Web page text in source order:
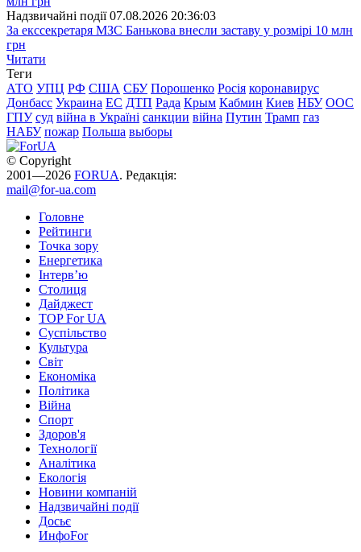
Надзвичайні події 07.08.2026 20:36:03
За екссекретаря МЗС Банькова внесли заставу у розмірі 10 млн
грн
Читати
Теги
АТО УПЦ РФ США СБУ Порошенко Росія коронавирус
Донбасс Украина ЕС ДТП Рада Крым Кабмин Киев НБУ ООС
ГПУ суд війна в Україні санкции війна Путин Трамп газ
НАБУ пожар Польша выборы
© Copyright
2001—2026 FORUA. Редакція:
mail@for-ua.com
Головне
Рейтинги
Точка зору
Енергетика
Інтерв’ю
Столиця
Дайджест
TOP For UA
Суспiльство
Культура
Світ
Економіка
Політика
Війна
Спорт
Здоров'я
Технології
Аналітика
Екологія
Новини компаній
Надзвичайні події
Досьє
ИнфоFor